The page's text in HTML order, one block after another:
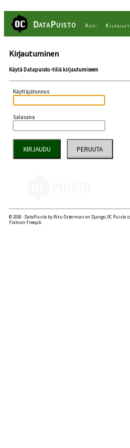
DataPuisto Koti Kilpailut
Kirjautuminen
Käytä Datapuisto -tiliä kirjautumiseen
Käyttäjätunnus
Salasana
PERUUTA
© 2018 - DataPuisto by Riku Österman on Django, OC Puisto
Flaticon Freepik.